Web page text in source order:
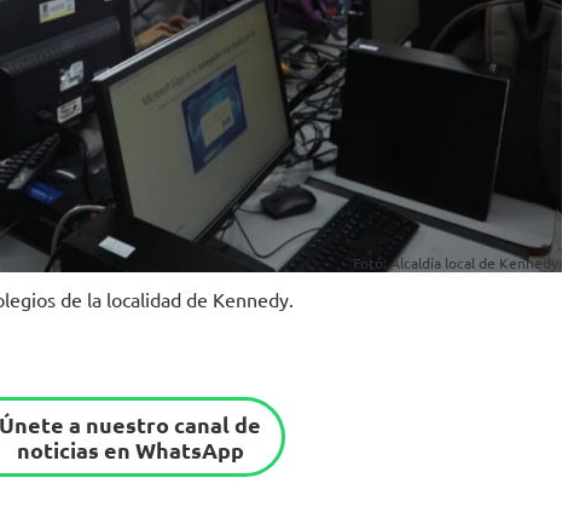
Foto: Alcaldía local de Kennedy.
de la localidad de Kennedy.
Únete a nuestro canal de
noticias en WhatsApp